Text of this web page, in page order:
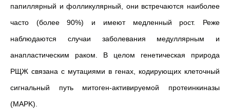
папиллярный и фолликулярный, они встречаются наиболее
часто (более 90%) и имеют медленный рост. Реже
наблюдаются случаи заболевания медуллярным и
анапластическим раком. В целом генетическая природа
РЩЖ связана с мутациями в генах, кодирующих клеточный
сигнальный путь митоген-активируемой протеинкиназы
(MAPK).